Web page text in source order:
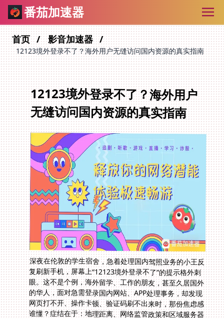
番茄加速器
首页 影音加速器
12123境外登录不了？海外用户无缝访问国内资源的真实指南
12123境外登录不了？海外用户
无缝访问国内资源的真实指南
深夜在伦敦的学生宿舍，急着处理国内驾照业务的小王反
复刷新手机，屏幕上“12123境外登录不了”的提示格外刺
眼。这不是个例，海外留学、工作的朋友，甚至久居国外
的华人，面对急需登录国内网站、APP处理事务，却发现
网页打不开、操作卡顿、验证码刷不出来时，那份焦虑感
谁懂？症结在于：地理距离、网络监管政策和区域服务器
限制，让优质内容变成了一道玻璃墙。突破它，你需要一